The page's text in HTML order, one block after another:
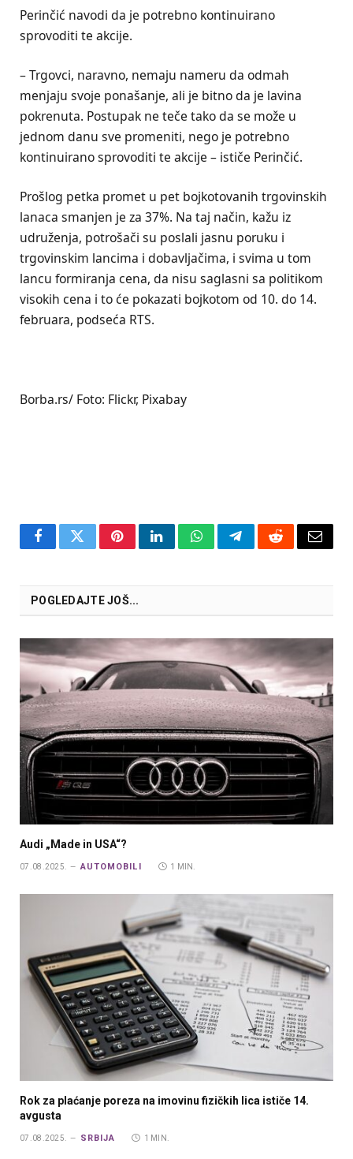
Perinčić navodi da je potrebno kontinuirano
sprovoditi te akcije.
– Trgovci, naravno, nemaju nameru da odmah
menjaju svoje ponašanje, ali je bitno da je lavina
pokrenuta. Postupak ne teče tako da se može u
jednom danu sve promeniti, nego je potrebno
kontinuirano sprovoditi te akcije – ističe Perinčić.
Prošlog petka promet u pet bojkotovanih trgovinskih
lanaca smanjen je za 37%. Na taj način, kažu iz
udruženja, potrošači su poslali jasnu poruku i
trgovinskim lancima i dobavljačima, i svima u tom
lancu formiranja cena, da nisu saglasni sa politikom
visokih cena i to će pokazati bojkotom od 10. do 14.
februara, podseća RTS.
Borba.rs/ Foto: Flickr, Pixabay
FacebookTwitterPinterestLinkedInWhatsAppTelegramRedditEmail
POGLEDAJTE JOŠ...
Audi „Made in USA“?
07.08.2025. AUTOMOBILI 1 MIN.
Rok za plaćanje poreza na imovinu fizičkih lica ističe 14.
avgusta
07.08.2025. SRBIJA 1 MIN.